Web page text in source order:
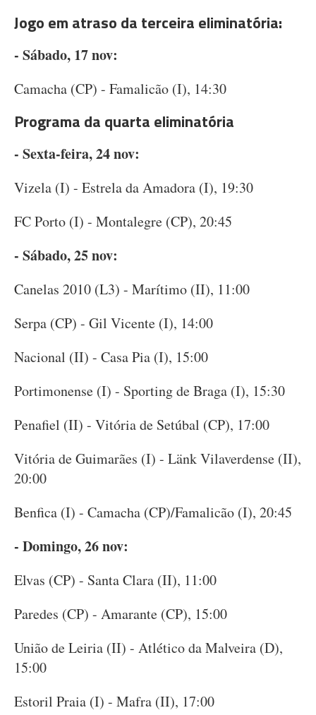
Jogo em atraso da terceira eliminatória:
- Sábado, 17 nov:
Camacha (CP) - Famalicão (I), 14:30
Programa da quarta eliminatória
- Sexta-feira, 24 nov:
Vizela (I) - Estrela da Amadora (I), 19:30
FC Porto (I) - Montalegre (CP), 20:45
- Sábado, 25 nov:
Canelas 2010 (L3) - Marítimo (II), 11:00
Serpa (CP) - Gil Vicente (I), 14:00
Nacional (II) - Casa Pia (I), 15:00
Portimonense (I) - Sporting de Braga (I), 15:30
Penafiel (II) - Vitória de Setúbal (CP), 17:00
Vitória de Guimarães (I) - Länk Vilaverdense (II),
20:00
Benfica (I) - Camacha (CP)/Famalicão (I), 20:45
- Domingo, 26 nov:
Elvas (CP) - Santa Clara (II), 11:00
Paredes (CP) - Amarante (CP), 15:00
União de Leiria (II) - Atlético da Malveira (D),
15:00
Estoril Praia (I) - Mafra (II), 17:00